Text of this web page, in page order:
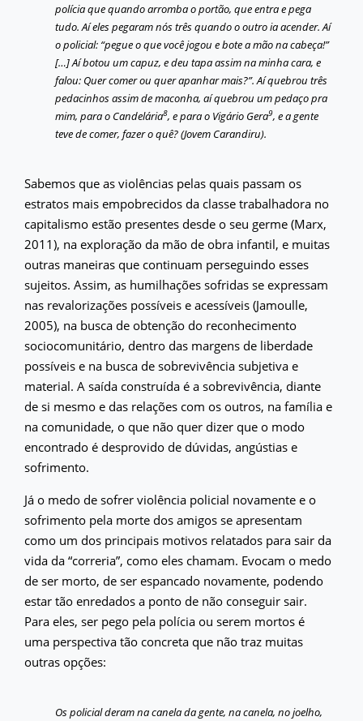
polícia que quando arromba o portão, que entra e pega
tudo. Aí eles pegaram nós três quando o outro ia acender. Aí
o policial: “pegue o que você jogou e bote a mão na cabeça!”
[…] Aí botou um capuz, e deu tapa assim na minha cara, e
falou: Quer comer ou quer apanhar mais?”. Aí quebrou três
pedacinhos assim de maconha, aí quebrou um pedaço pra
mim, para o Candelária8, e para o Vigário Gera9, e a gente
teve de comer, fazer o quê? (Jovem Carandiru).
Sabemos que as violências pelas quais passam os
estratos mais empobrecidos da classe trabalhadora no
capitalismo estão presentes desde o seu germe (Marx,
2011), na exploração da mão de obra infantil, e muitas
outras maneiras que continuam perseguindo esses
sujeitos. Assim, as humilhações sofridas se expressam
nas revalorizações possíveis e acessíveis (Jamoulle,
2005), na busca de obtenção do reconhecimento
sociocomunitário, dentro das margens de liberdade
possíveis e na busca de sobrevivência subjetiva e
material. A saída construída é a sobrevivência, diante
de si mesmo e das relações com os outros, na família e
na comunidade, o que não quer dizer que o modo
encontrado é desprovido de dúvidas, angústias e
sofrimento.
Já o medo de sofrer violência policial novamente e o
sofrimento pela morte dos amigos se apresentam
como um dos principais motivos relatados para sair da
vida da “correria”, como eles chamam. Evocam o medo
de ser morto, de ser espancado novamente, podendo
estar tão enredados a ponto de não conseguir sair.
Para eles, ser pego pela polícia ou serem mortos é
uma perspectiva tão concreta que não traz muitas
outras opções:
Os policial deram na canela da gente, na canela, no joelho,